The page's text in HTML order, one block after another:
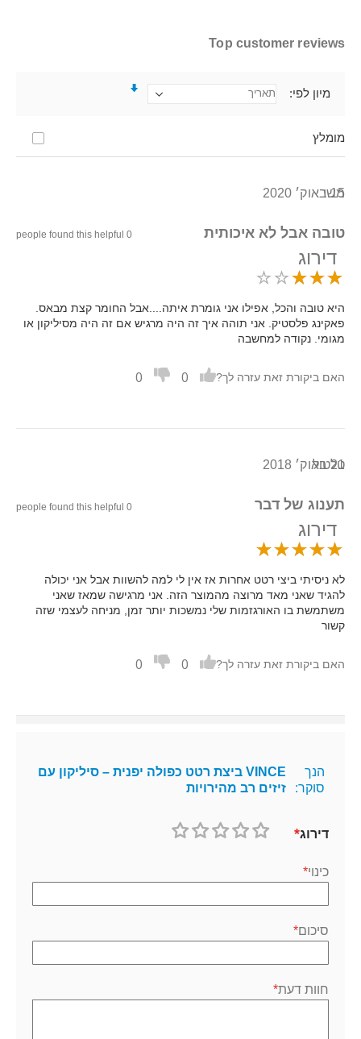
Top customer reviews
מומלץ
מיון לפי
משי
15 באוק׳ 2020
טובה אבל לא איכותית 0 people found this helpful
דירוג
היא טובה והכל, אפילו אני גומרת איתה....אבל החומר קצת מבאס.
פאקינג פלסטיק. אני תוהה איך זה היה מרגיש אם זה היה מסיליקון או
מגומי. נקודה למחשבה
האם ביקורת זאת עזרה לך? 0
0
טלטול
21 באוק׳ 2018
תענוג של דבר 0 people found this helpful
דירוג
לא ניסיתי ביצי רטט אחרות אז אין לי למה להשוות אבל אני יכולה
להגיד שאני מאד מרוצה מהמוצר הזה. אני מרגישה שמאז שאני
משתמשת בו האורגזמות שלי נמשכות יותר זמן, מניחה לעצמי שזה
קשור
האם ביקורת זאת עזרה לך? 0
0
הנך
סוקר:
VINCE ביצת רטט כפולה יפנית – סיליקון עם
זיזים רב מהירויות
דירוג
כינוי
סיכום
חוות דעת